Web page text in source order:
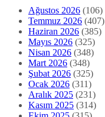
Ağustos 2026 (106)
Temmuz 2026 (407)
Haziran 2026 (385)
Mayıs 2026 (325)
Nisan 2026 (348)
Mart 2026 (348)
Şubat 2026 (325)
Ocak 2026 (311)
Aralık 2025 (231)
Kasım 2025 (314)